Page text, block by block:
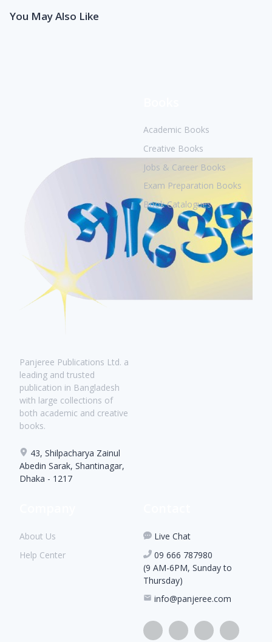
You May Also Like
Panjeree Publications Ltd. a
leading and trusted
publication in Bangladesh
with large collections of
both academic and creative
books.
43, Shilpacharya Zainul
Abedin Sarak, Shantinagar,
Dhaka - 1217
Academic Books
Creative Books
Jobs & Career Books
Exam Preparation Books
Book Catalogues
About Us
Help Center
Live Chat
09 666 787980
(9 AM-6PM, Sunday to
Thursday)
info@panjeree.com